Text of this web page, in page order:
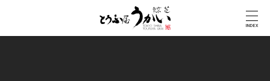
INDEX